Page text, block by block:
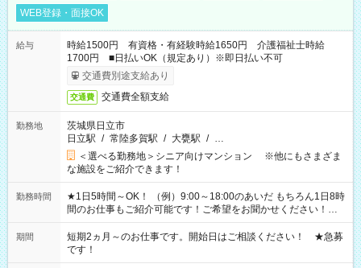
WEB登録・面接OK
給与
時給1500円 有資格・有経験時給1650円 介護福祉士時給
1700円 ■日払いOK（規定あり）※即日払い不可
交通費別途支給あり
交通費 交通費全額支給
勤務地
茨城県日立市
日立駅 / 常陸多賀駅 / 大甕駅 / …
＜選べる勤務地＞シニア向けマンション ※他にもさまざま
な施設をご紹介できます！
勤務時間
★1日5時間～OK！ （例）9:00～18:00のあいだ もちろん1日8時
間のお仕事もご紹介可能です！ご希望をお聞かせください！★
家庭の都合でお休みが必要な場合も遠慮なくご相談ください。
※週最低15時間以上の勤務が必要です
期間
短期2ヵ月～のお仕事です。開始日はご相談ください！ ★急募
です！